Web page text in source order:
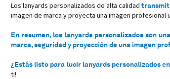
Los lanyards personalizados de alta calidad
imagen de marca y proyecta una imagen profesional
En resumen, los lanyards personalizados son
marca, seguridad y proyección de una imagen
¿Estás listo para lucir lanyards personalizados
ti!